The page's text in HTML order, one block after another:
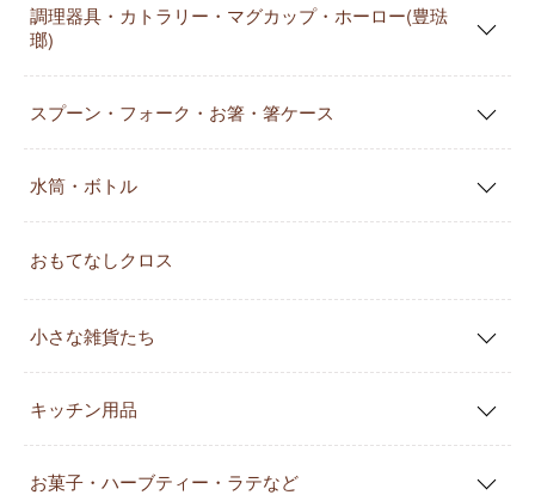
調理器具・カトラリー・マグカップ・ホーロー(豊琺
瑯)
スプーン・フォーク・お箸・箸ケース
水筒・ボトル
おもてなしクロス
小さな雑貨たち
キッチン用品
お菓子・ハーブティー・ラテなど